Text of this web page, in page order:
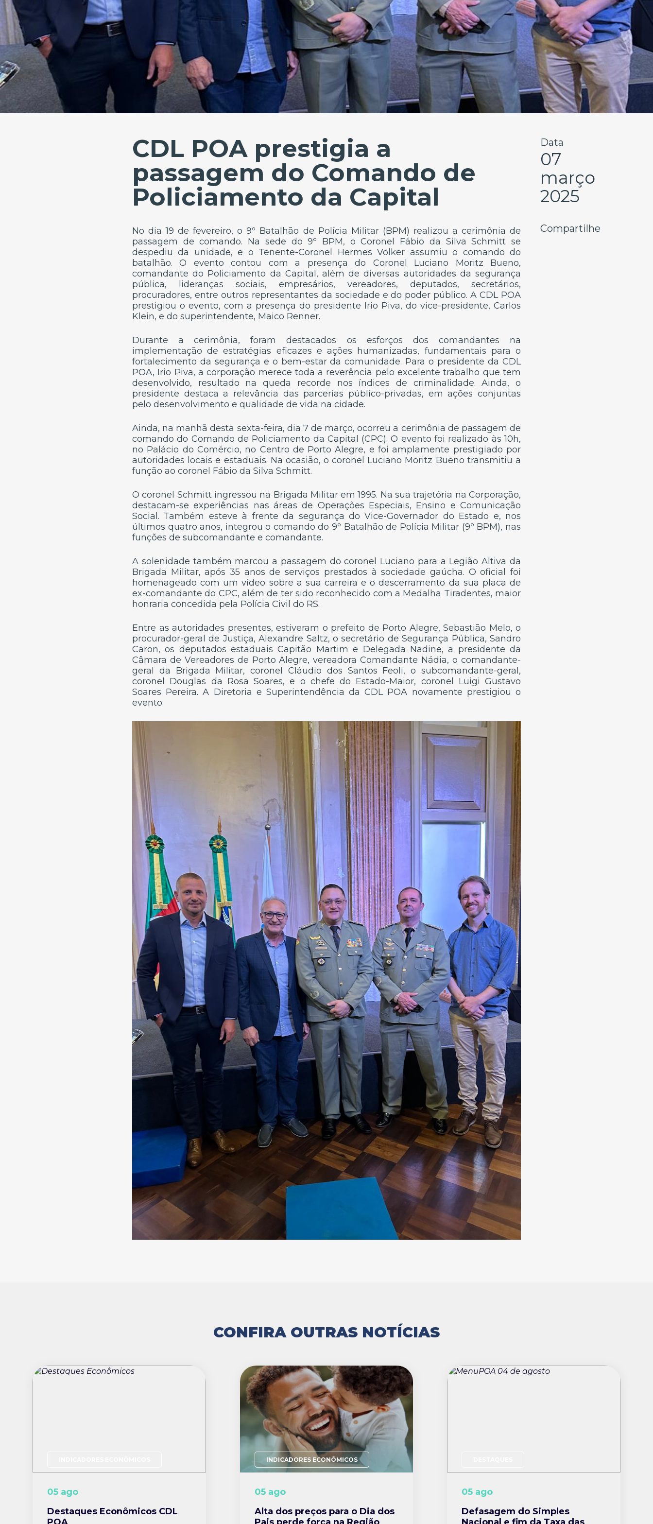
CDL POA prestigia a
passagem do Comando de
Policiamento da Capital
No dia 19 de fevereiro, o 9º Batalhão de Polícia Militar (BPM) realizou a cerimônia de
passagem de comando. Na sede do 9º BPM, o Coronel Fábio da Silva Schmitt se
despediu da unidade, e o Tenente-Coronel Hermes Völker assumiu o comando do
batalhão. O evento contou com a presença do Coronel Luciano Moritz Bueno,
comandante do Policiamento da Capital, além de diversas autoridades da segurança
pública, lideranças sociais, empresários, vereadores, deputados, secretários,
procuradores, entre outros representantes da sociedade e do poder público. A CDL POA
prestigiou o evento, com a presença do presidente Irio Piva, do vice-presidente, Carlos
Klein, e do superintendente, Maico Renner.
Durante a cerimônia, foram destacados os esforços dos comandantes na
implementação de estratégias eficazes e ações humanizadas, fundamentais para o
fortalecimento da segurança e o bem-estar da comunidade. Para o presidente da CDL
POA, Irio Piva, a corporação merece toda a reverência pelo excelente trabalho que tem
desenvolvido, resultado na queda recorde nos índices de criminalidade. Ainda, o
presidente destaca a relevância das parcerias público-privadas, em ações conjuntas
pelo desenvolvimento e qualidade de vida na cidade.
Ainda, na manhã desta sexta-feira, dia 7 de março, ocorreu a cerimônia de passagem de
comando do Comando de Policiamento da Capital (CPC). O evento foi realizado às 10h,
no Palácio do Comércio, no Centro de Porto Alegre, e foi amplamente prestigiado por
autoridades locais e estaduais. Na ocasião, o coronel Luciano Moritz Bueno transmitiu a
função ao coronel Fábio da Silva Schmitt.
O coronel Schmitt ingressou na Brigada Militar em 1995. Na sua trajetória na Corporação,
destacam-se experiências nas áreas de Operações Especiais, Ensino e Comunicação
Social. Também esteve à frente da segurança do Vice-Governador do Estado e, nos
últimos quatro anos, integrou o comando do 9º Batalhão de Polícia Militar (9º BPM), nas
funções de subcomandante e comandante.
A solenidade também marcou a passagem do coronel Luciano para a Legião Altiva da
Brigada Militar, após 35 anos de serviços prestados à sociedade gaúcha. O oficial foi
homenageado com um vídeo sobre a sua carreira e o descerramento da sua placa de
ex-comandante do CPC, além de ter sido reconhecido com a Medalha Tiradentes, maior
honraria concedida pela Polícia Civil do RS.
Entre as autoridades presentes, estiveram o prefeito de Porto Alegre, Sebastião Melo, o
procurador-geral de Justiça, Alexandre Saltz, o secretário de Segurança Pública, Sandro
Caron, os deputados estaduais Capitão Martim e Delegada Nadine, a presidente da
Câmara de Vereadores de Porto Alegre, vereadora Comandante Nádia, o comandante-
geral da Brigada Militar, coronel Cláudio dos Santos Feoli, o subcomandante-geral,
coronel Douglas da Rosa Soares, e o chefe do Estado-Maior, coronel Luigi Gustavo
Soares Pereira. A Diretoria e Superintendência da CDL POA novamente prestigiou o
evento.
Data
07
março
2025
Compartilhe
CONFIRA OUTRAS NOTÍCIAS
05 ago
Destaques Econômicos CDL
INDICADORES ECONÔMICOS
05 ago
Alta dos preços para o Dia dos
05 ago
Defasagem do Simples